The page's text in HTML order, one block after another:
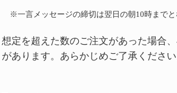
※一言メッセージの締切は翌日の朝10時までと
想定を超えた数のご注文があった場合
があります。あらかじめご了承ください